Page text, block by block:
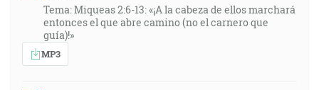
Tema: Miqueas 2:6-13: «¡A la cabeza de ellos marchará
entonces el que abre camino (no el carnero que
guía)!»
MP3